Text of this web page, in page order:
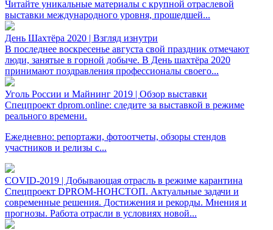
Читайте уникальные материалы с крупной отраслевой
выставки международного уровня, прошедшей...
День Шахтёра 2020 | Взгляд изнутри
В последнее воскресенье августа свой праздник отмечают
люди, занятые в горной добыче. В День шахтёра 2020
принимают поздравления профессионалы своего...
Уголь России и Майнинг 2019 | Обзор выставки
Спецпроект dprom.online: следите за выставкой в режиме
реального времени.
Ежедневно: репортажи, фотоотчеты, обзоры стендов
участников и релизы с...
COVID-2019 | Добывающая отрасль в режиме карантина
Спецпроект DPROM-НОНСТОП. Актуальные задачи и
современные решения. Достижения и рекорды. Мнения и
прогнозы. Работа отрасли в условиях новой...